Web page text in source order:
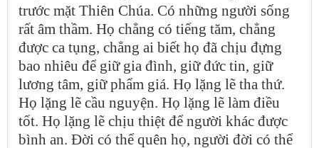
trước mặt Thiên Chúa. Có những người sống
rất âm thầm. Họ chẳng có tiếng tăm, chẳng
được ca tụng, chẳng ai biết họ đã chịu đựng
bao nhiêu để giữ gia đình, giữ đức tin, giữ
lương tâm, giữ phẩm giá. Họ lặng lẽ tha thứ.
Họ lặng lẽ cầu nguyện. Họ lặng lẽ làm điều
tốt. Họ lặng lẽ chịu thiệt để người khác được
bình an. Đời có thể quên họ, người đời có thể